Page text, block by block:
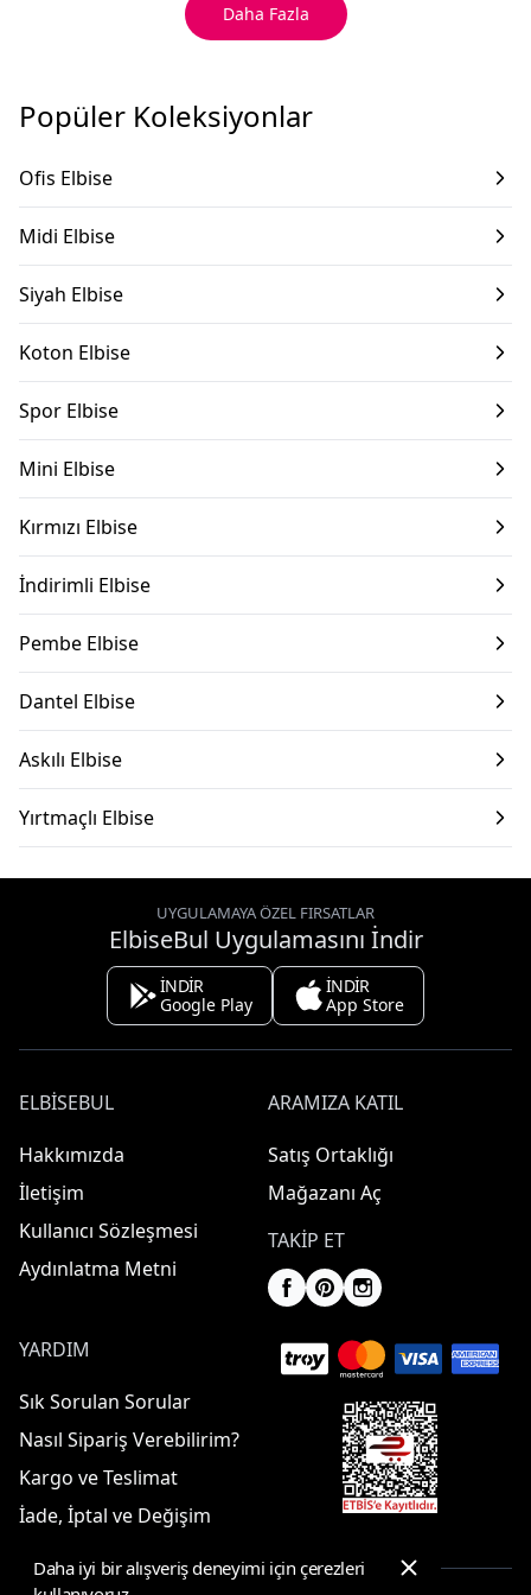
Daha Fazla
Popüler Koleksiyonlar
Ofis Elbise
Midi Elbise
Siyah Elbise
Koton Elbise
Spor Elbise
Mini Elbise
Kırmızı Elbise
İndirimli Elbise
Pembe Elbise
Dantel Elbise
Askılı Elbise
Yırtmaçlı Elbise
UYGULAMAYA ÖZEL FIRSATLAR
ElbiseBul Uygulamasını İndir
İNDİR
Google Play
İNDİR
App Store
ELBISEBUL
Hakkımızda
İletişim
Kullanıcı Sözleşmesi
Aydınlatma Metni
ARAMIZA KATIL
Satış Ortaklığı
Mağazanı Aç
TAKIP ET
YARDIM
Sık Sorulan Sorular
Nasıl Sipariş Verebilirim?
Kargo ve Teslimat
İade, İptal ve Değişim
Daha iyi bir alışveriş deneyimi için çerezleri